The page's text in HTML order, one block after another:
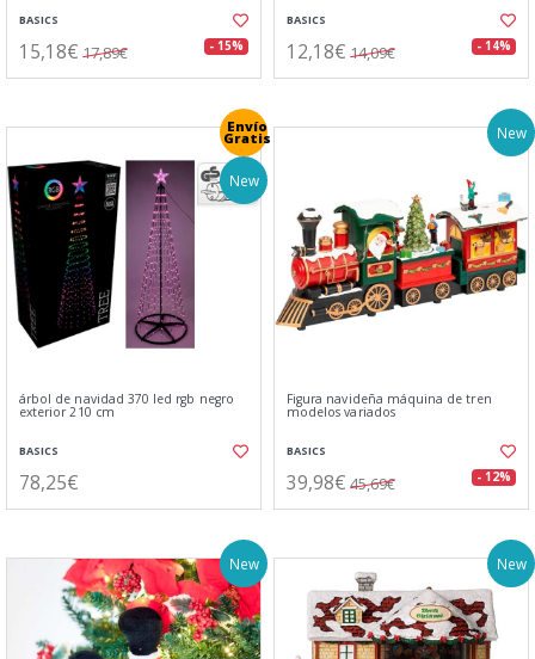
BASICS
15,18€ 17,89€ - 15%
BASICS
12,18€ 14,09€ - 14%
Envío
Gratis
New
árbol de navidad 370 led rgb negro
exterior 210 cm
BASICS
78,25€
New
Figura navideña máquina de tren
modelos variados
BASICS
39,98€ 45,69€ - 12%
New New